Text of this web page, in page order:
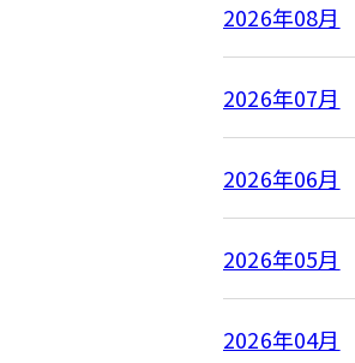
2026年08月
2026年07月
2026年06月
2026年05月
2026年04月